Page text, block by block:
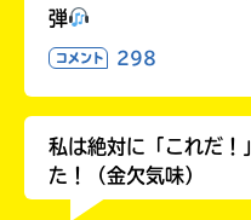
弾
コメント 298
私は絶対に「これだ！
た！（金欠気味）